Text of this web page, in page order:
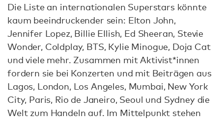
Die Liste an internationalen Superstars könnte
kaum beeindruckender sein: Elton John,
Jennifer Lopez, Billie EIlish, Ed Sheeran, Stevie
Wonder, Coldplay, BTS, Kylie Minogue, Doja Cat
und viele mehr. Zusammen mit Aktivist*innen
fordern sie bei Konzerten und mit Beiträgen aus
Lagos, London, Los Angeles, Mumbai, New York
City, Paris, Rio de Janeiro, Seoul und Sydney die
Welt zum Handeln auf. Im Mittelpunkt stehen